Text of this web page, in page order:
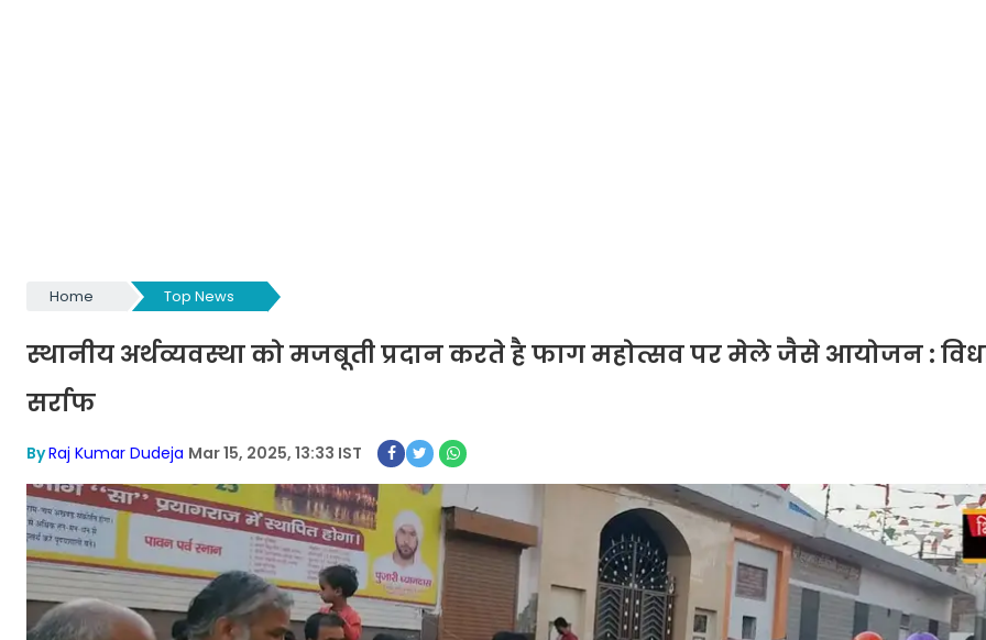
Home Top News
स्थानीय अर्थव्यवस्था को मजबूती प्रदान करते है फाग महोत्सव पर मेले जैसे आयोजन :
सर्राफ
ByRaj Kumar Dudeja Mar 15, 2025, 13:33 IST